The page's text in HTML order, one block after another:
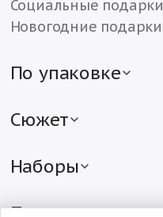
Социальные подарки
Новогодние
По упаковке
Детские подарки в
Сладкие подарки в
Детские подарки в
Сюжет
Мягкие сладкие
Новогодние
Наборы
Сладкие